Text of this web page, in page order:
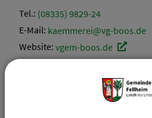
Tel.: (08335) 9829-24
E-Mail: kaemmerei@vg-boos.de
Website: vgem-boos.de